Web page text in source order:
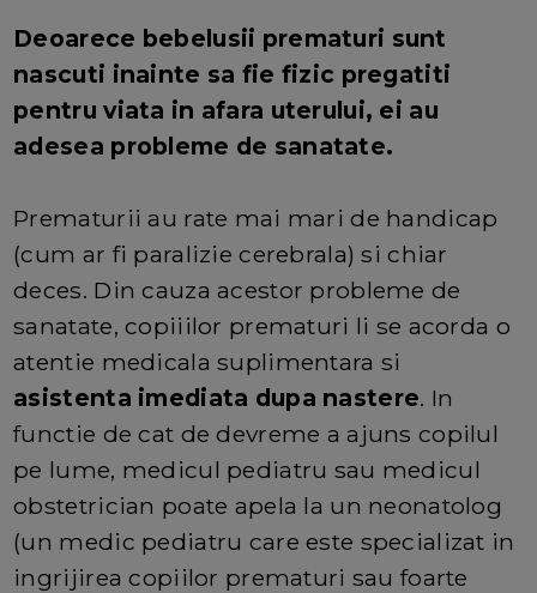
Deoarece bebelusii prematuri sunt
nascuti inainte sa fie fizic pregatiti
pentru viata in afara uterului, ei au
adesea probleme de sanatate.
Prematurii au rate mai mari de handicap
(cum ar fi paralizie cerebrala) si chiar
deces. Din cauza acestor probleme de
sanatate, copiiilor prematuri li se acorda o
atentie medicala suplimentara si
asistenta imediata dupa nastere. In
functie de cat de devreme a ajuns copilul
pe lume, medicul pediatru sau medicul
obstetrician poate apela la un neonatolog
(un medic pediatru care este specializat in
ingrijirea copiilor prematuri sau foarte